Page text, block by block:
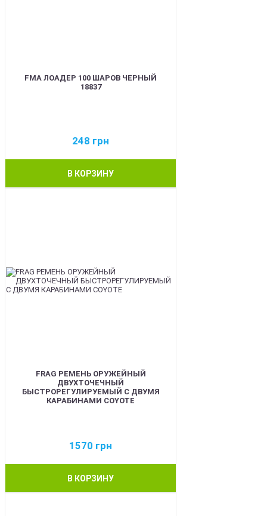
FMA ЛОАДЕР 100 ШАРОВ ЧЕРНЫЙ
18837
248 грн
В КОРЗИНУ
FRAG РЕМЕНЬ ОРУЖЕЙНЫЙ
ДВУХТОЧЕЧНЫЙ
БЫСТРОРЕГУЛИРУЕМЫЙ С ДВУМЯ
КАРАБИНАМИ COYOTE
1570 грн
В КОРЗИНУ